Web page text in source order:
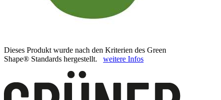
Dieses Produkt wurde nach den Kriterien des Green
Shape® Standards hergestellt. weitere Infos